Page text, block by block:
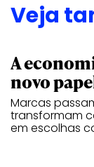
Veja
A
novo
Marcas
transformam
em escolhas